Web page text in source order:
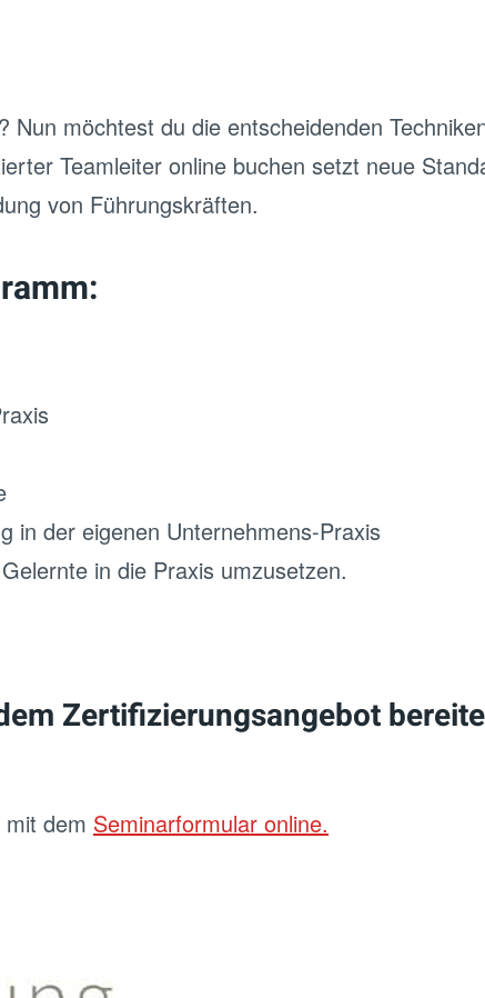
möchtest du die entscheidenden
Teamleiter online buchen setzt neue
von Führungskräften.
in der eigenen Unternehmens-Praxis
in die Praxis umzusetzen.
Zertifizierungsangebot
dem Seminarformular online.